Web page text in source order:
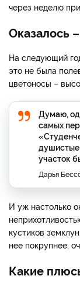
через неделю
Оказалось
На следующий
это не была
цветоносы –
Думаю,
самых
душистые
участок
Дарья
И уж настолько
кустиков
нее покрупнее,
Какие